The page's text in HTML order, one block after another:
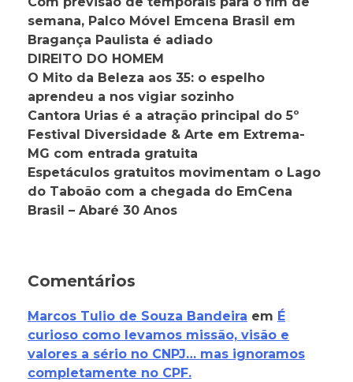
semana, Palco Móvel Emcena Brasil em
Bragança Paulista é adiado
DIREITO DO HOMEM
O Mito da Beleza aos 35: o espelho
aprendeu a nos vigiar sozinho
Cantora Urias é a atração principal do 5º
Festival Diversidade & Arte em Extrema-
MG com entrada gratuita
Espetáculos gratuitos movimentam o Lago
do Taboão com a chegada do EmCena
Brasil – Abaré 30 Anos
Comentários
Marcos Tulio de Souza Bandeira em É
curioso como levamos missão, visão e
valores a sério no CNPJ… mas ignoramos
completamente no CPF.